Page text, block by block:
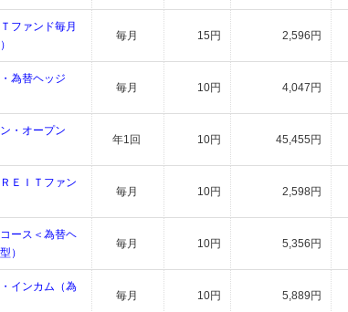
ファンド毎月
毎月 15円 2,596円
為替ヘッジ
毎月 10円 4,047円
・オープン
年1回 10円 45,455円
ＥＩＴファン
毎月 10円 2,598円
ース＜為替ヘ
）
毎月 10円 5,356円
インカム（為
毎月 10円 5,889円